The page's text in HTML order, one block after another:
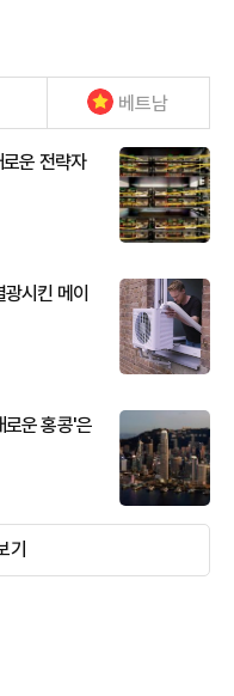
베트남
운 전략자
시킨 메이
로운 홍콩'은
기